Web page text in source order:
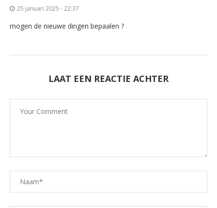
25 januari 2025 - 22:37
mogen de nieuwe dingen bepaalen ?
LAAT EEN REACTIE ACHTER